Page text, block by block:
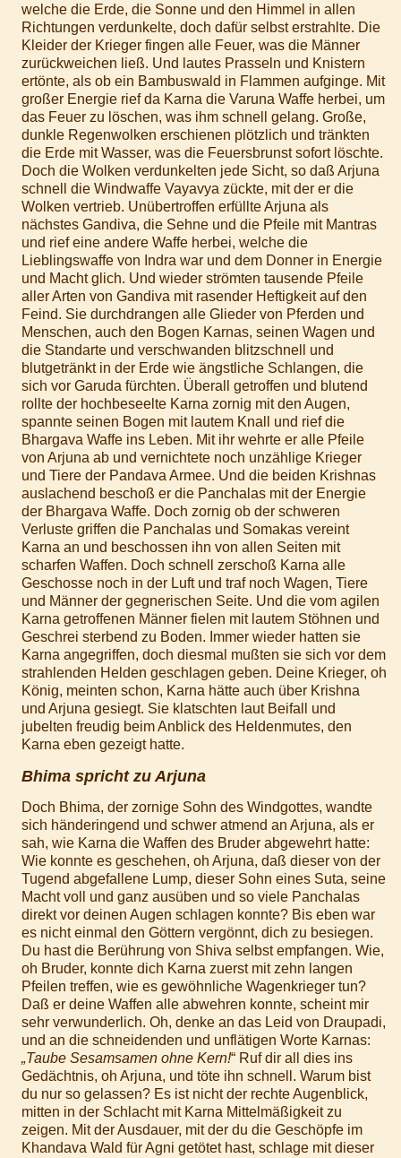
welche die Erde, die Sonne und den Himmel in allen
Richtungen verdunkelte, doch dafür selbst erstrahlte. Die
Kleider der Krieger fingen alle Feuer, was die Männer
zurückweichen ließ. Und lautes Prasseln und Knistern
ertönte, als ob ein Bambuswald in Flammen aufginge. Mit
großer Energie rief da Karna die Varuna Waffe herbei, um
das Feuer zu löschen, was ihm schnell gelang. Große,
dunkle Regenwolken erschienen plötzlich und tränkten
die Erde mit Wasser, was die Feuersbrunst sofort löschte.
Doch die Wolken verdunkelten jede Sicht, so daß Arjuna
schnell die Windwaffe Vayavya zückte, mit der er die
Wolken vertrieb. Unübertroffen erfüllte Arjuna als
nächstes Gandiva, die Sehne und die Pfeile mit Mantras
und rief eine andere Waffe herbei, welche die
Lieblingswaffe von Indra war und dem Donner in Energie
und Macht glich. Und wieder strömten tausende Pfeile
aller Arten von Gandiva mit rasender Heftigkeit auf den
Feind. Sie durchdrangen alle Glieder von Pferden und
Menschen, auch den Bogen Karnas, seinen Wagen und
die Standarte und verschwanden blitzschnell und
blutgetränkt in der Erde wie ängstliche Schlangen, die
sich vor Garuda fürchten. Überall getroffen und blutend
rollte der hochbeseelte Karna zornig mit den Augen,
spannte seinen Bogen mit lautem Knall und rief die
Bhargava Waffe ins Leben. Mit ihr wehrte er alle Pfeile
von Arjuna ab und vernichtete noch unzählige Krieger
und Tiere der Pandava Armee. Und die beiden Krishnas
auslachend beschoß er die Panchalas mit der Energie
der Bhargava Waffe. Doch zornig ob der schweren
Verluste griffen die Panchalas und Somakas vereint
Karna an und beschossen ihn von allen Seiten mit
scharfen Waffen. Doch schnell zerschoß Karna alle
Geschosse noch in der Luft und traf noch Wagen, Tiere
und Männer der gegnerischen Seite. Und die vom agilen
Karna getroffenen Männer fielen mit lautem Stöhnen und
Geschrei sterbend zu Boden. Immer wieder hatten sie
Karna angegriffen, doch diesmal mußten sie sich vor dem
strahlenden Helden geschlagen geben. Deine Krieger, oh
König, meinten schon, Karna hätte auch über Krishna
und Arjuna gesiegt. Sie klatschten laut Beifall und
jubelten freudig beim Anblick des Heldenmutes, den
Karna eben gezeigt hatte.
Bhima spricht zu Arjuna
Doch Bhima, der zornige Sohn des Windgottes, wandte
sich händeringend und schwer atmend an Arjuna, als er
sah, wie Karna die Waffen des Bruder abgewehrt hatte:
Wie konnte es geschehen, oh Arjuna, daß dieser von der
Tugend abgefallene Lump, dieser Sohn eines Suta, seine
Macht voll und ganz ausüben und so viele Panchalas
direkt vor deinen Augen schlagen konnte? Bis eben war
es nicht einmal den Göttern vergönnt, dich zu besiegen.
Du hast die Berührung von Shiva selbst empfangen. Wie,
oh Bruder, konnte dich Karna zuerst mit zehn langen
Pfeilen treffen, wie es gewöhnliche Wagenkrieger tun?
Daß er deine Waffen alle abwehren konnte, scheint mir
sehr verwunderlich. Oh, denke an das Leid von Draupadi,
und an die schneidenden und unflätigen Worte Karnas:
„Taube Sesamsamen ohne Kern!“ Ruf dir all dies ins
Gedächtnis, oh Arjuna, und töte ihn schnell. Warum bist
du nur so gelassen? Es ist nicht der rechte Augenblick,
mitten in der Schlacht mit Karna Mittelmäßigkeit zu
zeigen. Mit der Ausdauer, mit der du die Geschöpfe im
Khandava Wald für Agni getötet hast, schlage mit dieser